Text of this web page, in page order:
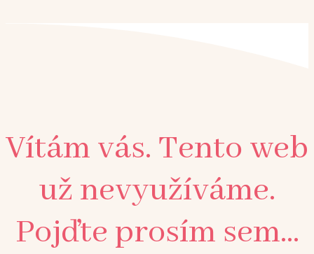
Vítám vás. Tento web
už nevyužíváme.
Pojďte prosím sem...